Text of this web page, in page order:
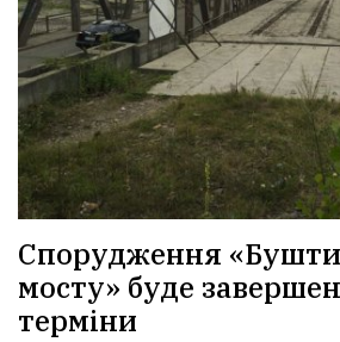
Спорудження
мосту» буде
терміни